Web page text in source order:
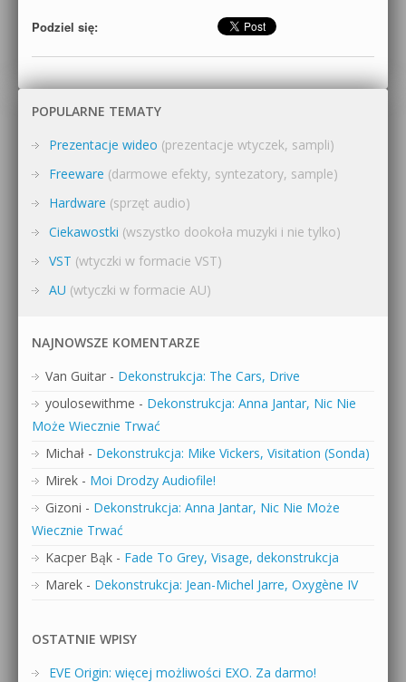
Podziel się:
POPULARNE TEMATY
Prezentacje wideo (prezentacje wtyczek, sampli)
Freeware (darmowe efekty, syntezatory, sample)
Hardware (sprzęt audio)
Ciekawostki (wszystko dookoła muzyki i nie tylko)
VST (wtyczki w formacie VST)
AU (wtyczki w formacie AU)
NAJNOWSZE KOMENTARZE
Van Guitar - Dekonstrukcja: The Cars, Drive
youlosewithme - Dekonstrukcja: Anna Jantar, Nic Nie
Może Wiecznie Trwać
Michał - Dekonstrukcja: Mike Vickers, Visitation (Sonda)
Mirek - Moi Drodzy Audiofile!
Gizoni - Dekonstrukcja: Anna Jantar, Nic Nie Może
Wiecznie Trwać
Kacper Bąk - Fade To Grey, Visage, dekonstrukcja
Marek - Dekonstrukcja: Jean-Michel Jarre, Oxygène IV
OSTATNIE WPISY
EVE Origin: więcej możliwości EXO. Za darmo!